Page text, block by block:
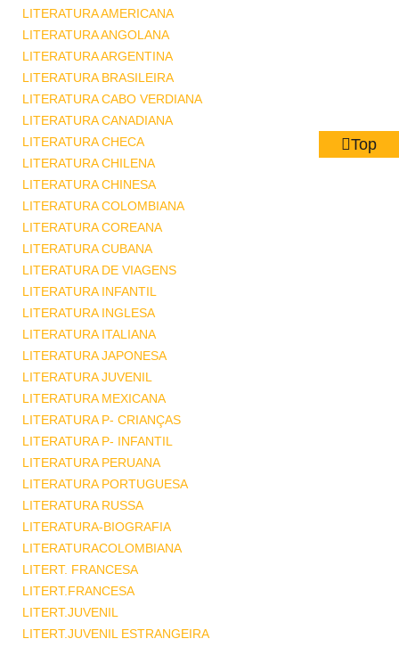
LITERATURA AMERICANA
LITERATURA ANGOLANA
LITERATURA ARGENTINA
LITERATURA BRASILEIRA
LITERATURA CABO VERDIANA
LITERATURA CANADIANA
LITERATURA CHECA
LITERATURA CHILENA
LITERATURA CHINESA
LITERATURA COLOMBIANA
LITERATURA COREANA
LITERATURA CUBANA
LITERATURA DE VIAGENS
LITERATURA INFANTIL
LITERATURA INGLESA
LITERATURA ITALIANA
LITERATURA JAPONESA
LITERATURA JUVENIL
LITERATURA MEXICANA
LITERATURA P- CRIANÇAS
LITERATURA P- INFANTIL
LITERATURA PERUANA
LITERATURA PORTUGUESA
LITERATURA RUSSA
LITERATURA-BIOGRAFIA
LITERATURACOLOMBIANA
LITERT. FRANCESA
LITERT.FRANCESA
LITERT.JUVENIL
LITERT.JUVENIL ESTRANGEIRA
Top